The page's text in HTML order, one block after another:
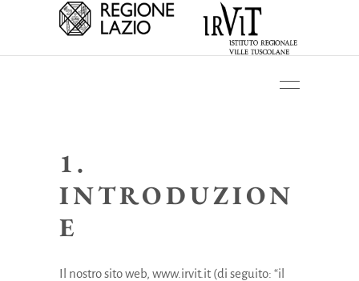
1.
INTRODUZION
E
Il nostro sito web, www.irvit.it(di seguito: “il